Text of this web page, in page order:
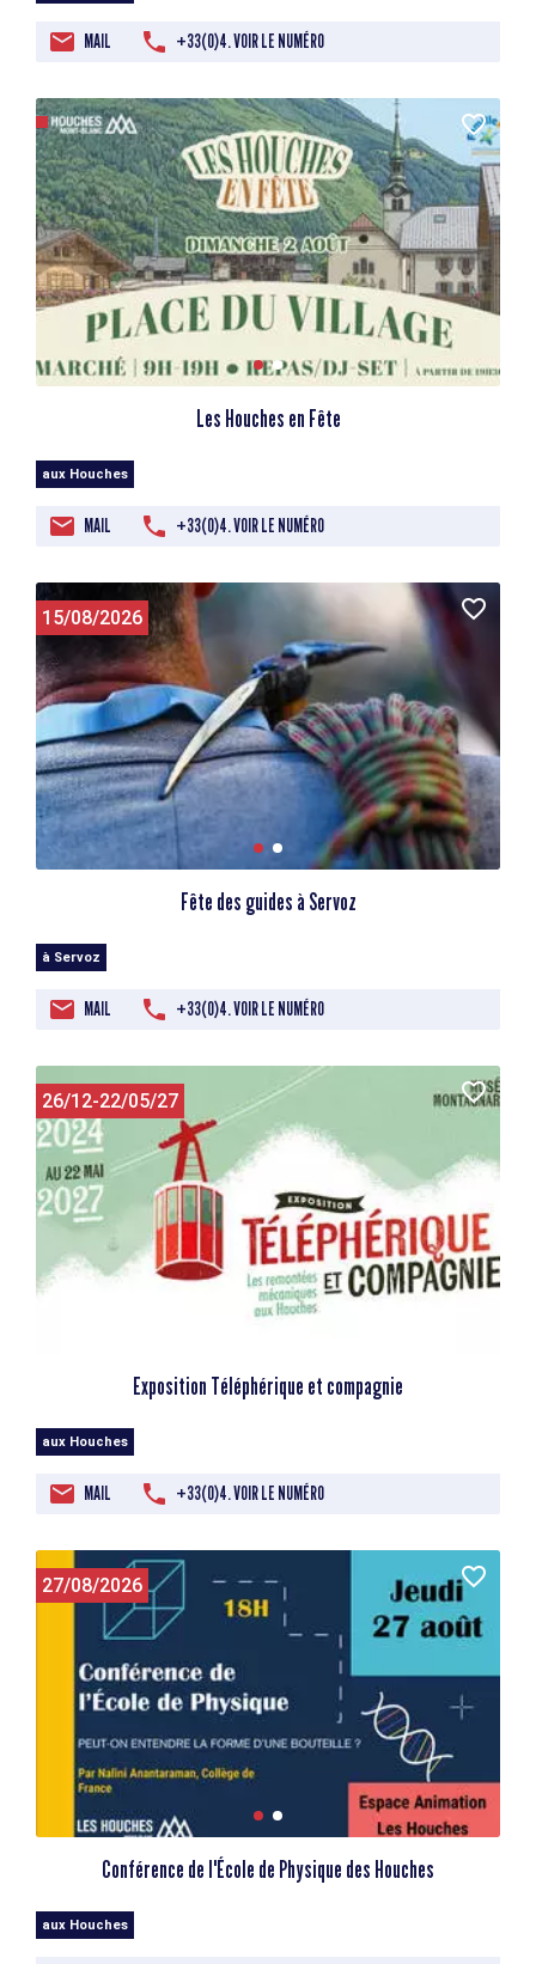
MAIL +33(0)4. VOIR LE NUMÉRO
Les Houches en Fête
aux Houches
MAIL +33(0)4. VOIR LE NUMÉRO
15/08/2026
Fête des guides à Servoz
à Servoz
MAIL +33(0)4. VOIR LE NUMÉRO
26/12-22/05/27
Exposition Téléphérique et compagnie
aux Houches
MAIL +33(0)4. VOIR LE NUMÉRO
27/08/2026
Conférence de l'École de Physique des Houches
aux Houches